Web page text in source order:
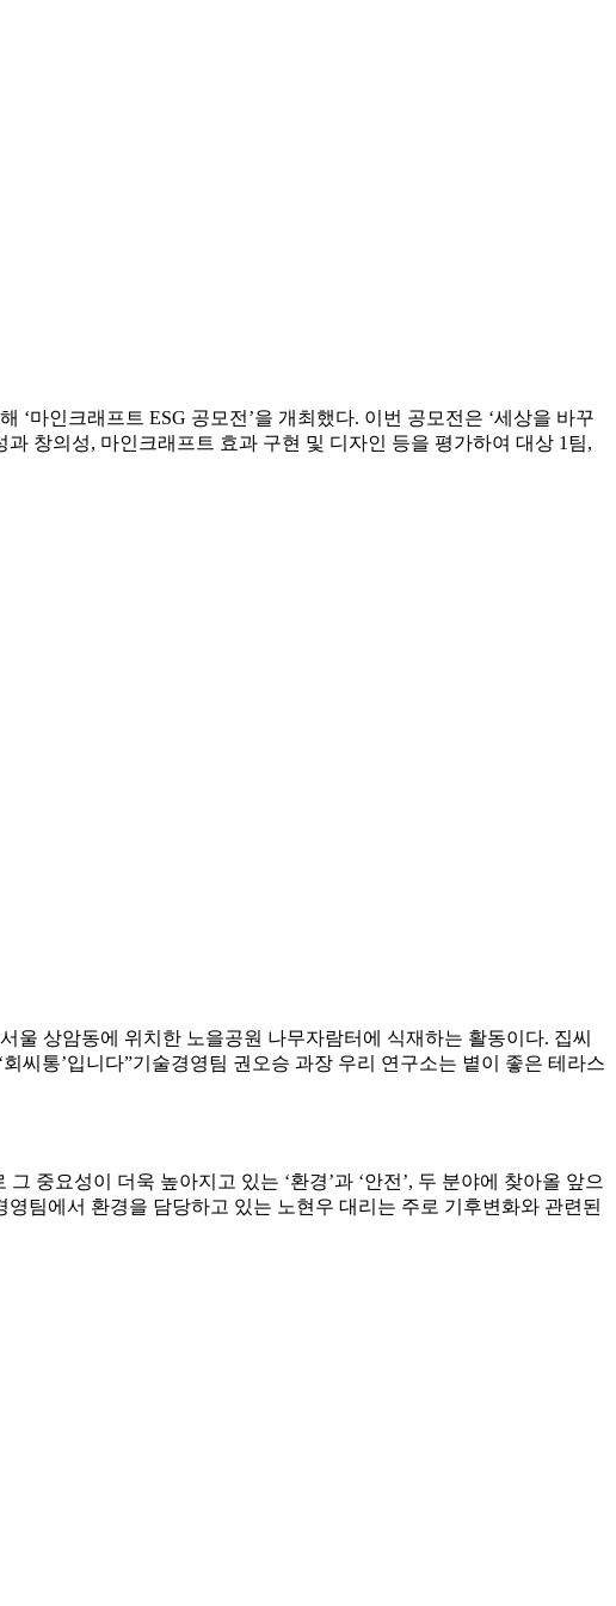
마인크래프트 ESG 공모전’을 개최했다. 이번 공모전은 ‘세상을 바꾸
창의성, 마인크래프트 효과 구현 및 디자인 등을 평가하여 대상 1팀,
울 상암동에 위치한 노을공원 나무자람터에 식재하는 활동이다. 집씨
씨통’입니다”기술경영팀 권오승 과장 우리 연구소는 볕이 좋은 테라스
중요성이 더욱 높아지고 있는 ‘환경’과 ‘안전’, 두 분야에 찾아올 앞으
팀에서 환경을 담당하고 있는 노현우 대리는 주로 기후변화와 관련된